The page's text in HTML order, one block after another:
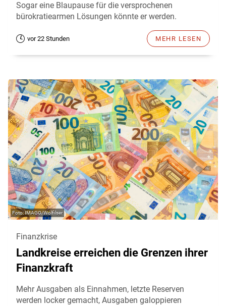
Sogar eine Blaupause für die versprochenen
bürokratiearmen Lösungen könnte er werden.
vor 22 Stunden MEHR LESEN
IMAGO/Wolfilser
Finanzkrise
Landkreise erreichen die Grenzen ihrer
Finanzkraft
Mehr Ausgaben als Einnahmen, letzte Reserven
werden locker gemacht, Ausgaben galoppieren